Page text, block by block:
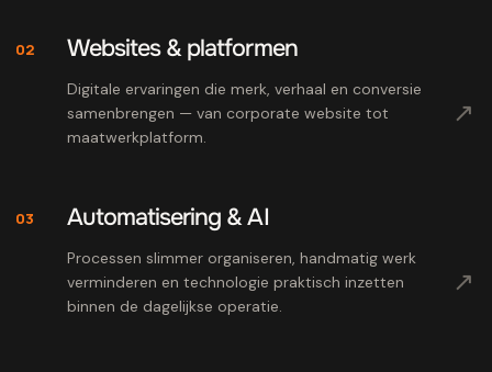
02 Websites & platformen
Digitale ervaringen die merk, verhaal en conversie
samenbrengen — van corporate website tot
maatwerkplatform.
↗
03 Automatisering & AI
Processen slimmer organiseren, handmatig werk
verminderen en technologie praktisch inzetten
binnen de dagelijkse operatie.
↗